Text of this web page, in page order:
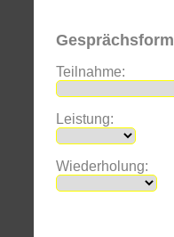
Gesprächsform
Teilnahme:
Leistung:
Wiederholung: